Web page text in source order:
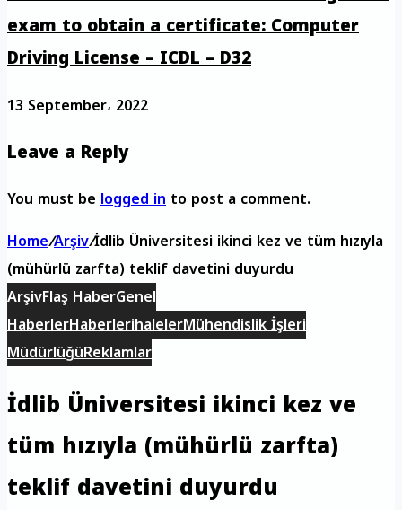
exam to obtain a certificate: Computer
Driving License – ICDL – D32
13 September، 2022
Leave a Reply
You must belogged into post a comment.
Home/Arşiv/İdlib Üniversitesi ikinci kez ve tüm hızıyla
(mühürlü zarfta) teklif davetini duyurdu
ArşivFlaş HaberGenel
HaberlerHaberlerihalelerMühendislik İşleri
MüdürlüğüReklamlar
İdlib Üniversitesi ikinci kez ve
tüm hızıyla (mühürlü zarfta)
teklif davetini duyurdu